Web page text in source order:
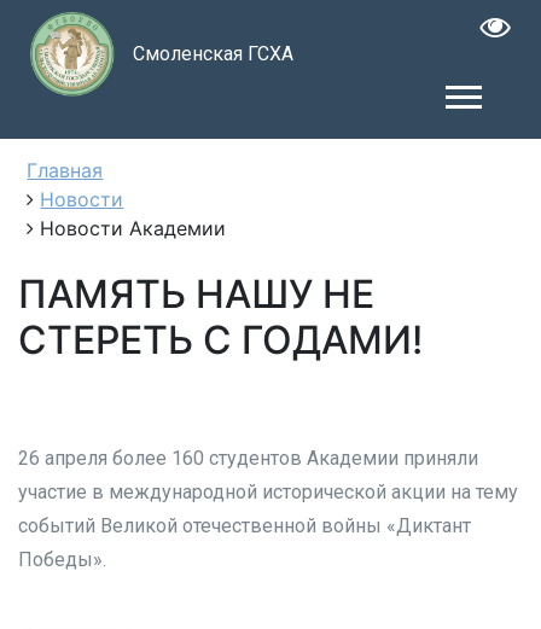
Смоленская ГСХА
Главная
Новости
Новости Академии
ПАМЯТЬ НАШУ НЕ
СТЕРЕТЬ С ГОДАМИ!
26 апреля более 160 студентов Академии приняли
участие в международной исторической акции на тему
событий Великой отечественной войны «Диктант
Победы».